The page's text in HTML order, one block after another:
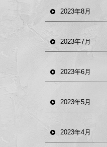
2023年8月
2023年7月
2023年6月
2023年5月
2023年4月